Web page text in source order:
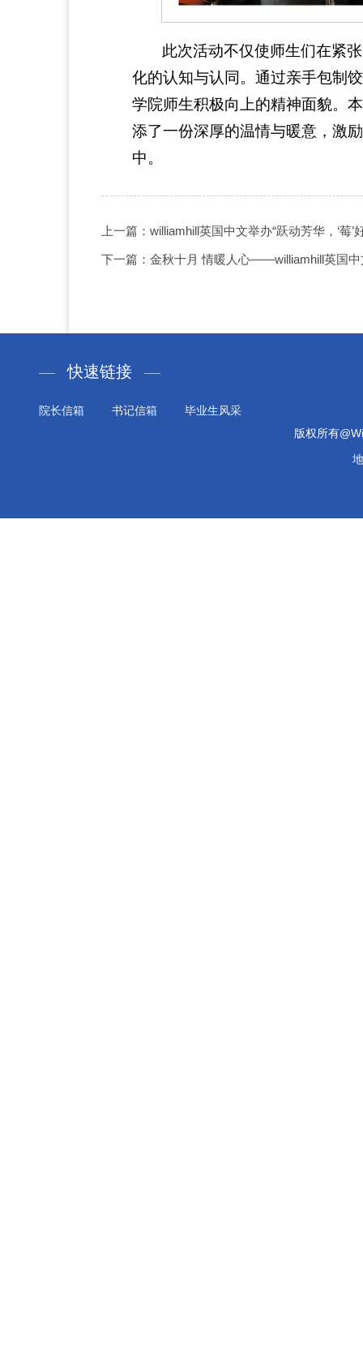
此次活动不仅使师生们在紧
化的认知与认同。通过亲手包制
学院师生积极向上的精神面貌。
添了一份深厚的温情与暖意，激
中。
上一篇：williamhill英国中文举办“跃动芳华，‘莓
下一篇：金秋十月 情暖人心——williamhill英国中
快速链接
院长信箱 书记信箱
毕业生风采
版权所有